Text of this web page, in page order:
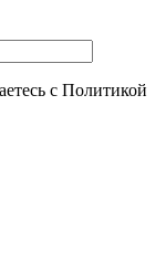
с Политикой